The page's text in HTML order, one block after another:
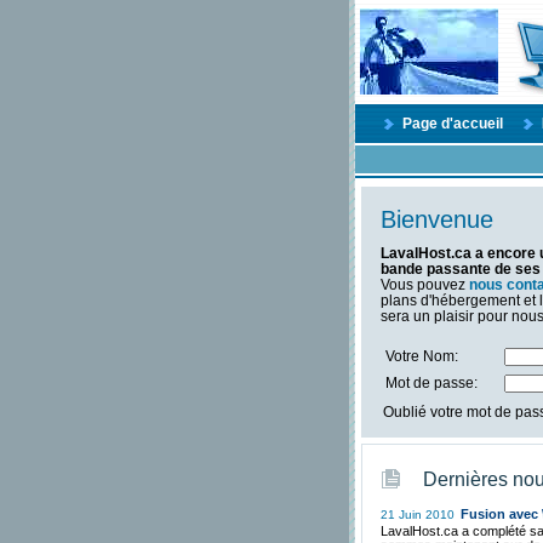
Page d'accueil
Bienvenue
LavalHost.ca a encore
bande passante de
Vous pouvez nous
plans d'hébergement et
sera un plaisir pour
Votre Nom:
Mot de passe:
Oublié votre mot de
Dernières
21 Juin 2010 Fusion avec
LavalHost.ca a complété